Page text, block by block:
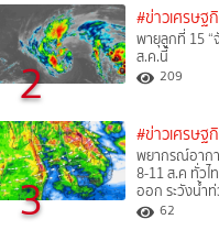
2
#ข่าวเศรษฐ
พายุลูกที่ 15
ส.ค.นี้
209
3
#ข่าวเศรษฐ
พยากรณ์อาก
8-11 ส.ค ทั่วไ
ออก ระวังน้ำ
62